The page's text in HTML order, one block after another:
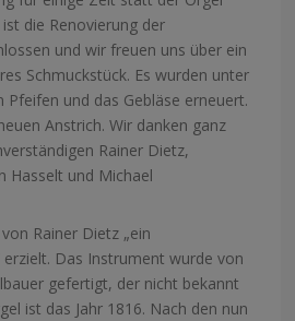
die Renovierung der
und wir freuen uns über ein
Schmuckstück. Es wurden unter
Pfeifen und das Gebläse erneuert.
Anstrich. Wir danken ganz
Rainer Dietz,
Hasselt und Michael
Rainer Dietz „ein
erzielt. Das Instrument wurde von
gefertigt, der nicht bekannt
ist das Jahr 1816. Nach den nun